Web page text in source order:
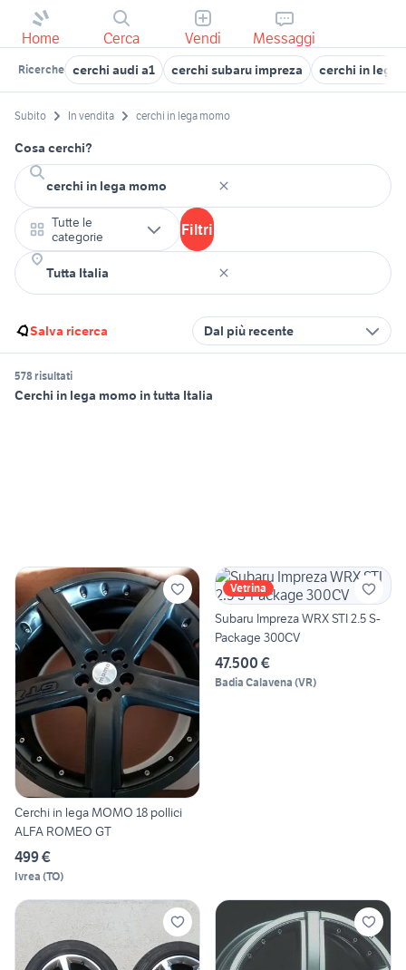
Home Cerca Vendi Messaggi
Ricerche cerchi audi a1 cerchi subaru impreza cerchi in lega
Subito In vendita cerchi in lega momo
Cosa cerchi?
Tutte le
categorie
Filtri
Salva ricerca Dal più recente
578 risultati
Cerchi in lega momo in tutta Italia
Cerchi in lega MOMO 18 pollici
ALFA ROMEO GT
499 €
Ivrea (TO)
Vetrina
Subaru Impreza WRX STI 2.5 S-
Package 300CV
47.500 €
Badia Calavena (VR)